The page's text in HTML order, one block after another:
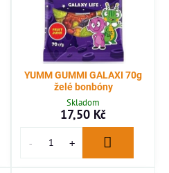
YUMM GUMMI GALAXI 70g
želé bonbóny
Skladom
17,50 Kč